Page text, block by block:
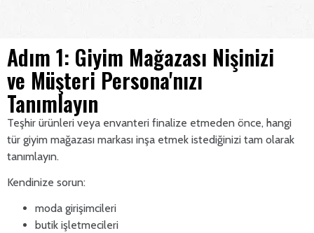
Adım 1: Giyim Mağazası Nişinizi
ve Müşteri Persona'nızı
Tanımlayın
Teşhir ürünleri veya envanteri finalize etmeden önce, hangi
tür giyim mağazası markası inşa etmek istediğinizi tam olarak
tanımlayın.
Kendinize sorun:
moda girişimcileri
butik işletmecileri